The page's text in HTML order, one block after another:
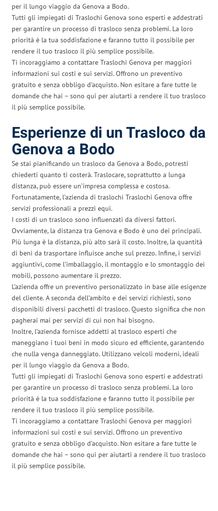
per il lungo viaggio da Genova a Bodo.
Tutti gli impiegati di Traslochi Genova sono esperti e addestrati
per garantire un processo di trasloco senza problemi. La loro
priorità è la tua soddisfazione e faranno tutto il possibile per
rendere il tuo trasloco il più semplice possibile.
Ti incoraggiamo a contattare Traslochi Genova per maggiori
informazioni sui costi e sui servizi. Offrono un preventivo
gratuito e senza obbligo d’acquisto. Non esitare a fare tutte le
domande che hai – sono qui per aiutarti a rendere il tuo trasloco
il più semplice possibile.
Esperienze di un Trasloco da
Genova a Bodo
Se stai pianificando un trasloco da Genova a Bodo, potresti
chiederti quanto ti costerà. Traslocare, soprattutto a lunga
distanza, può essere un’impresa complessa e costosa.
Fortunatamente, l’azienda di traslochi Traslochi Genova offre
servizi professionali a prezzi equi.
I costi di un trasloco sono influenzati da diversi fattori.
Ovviamente, la distanza tra Genova e Bodo è uno dei principali.
Più lunga è la distanza, più alto sarà il costo. Inoltre, la quantità
di beni da trasportare influisce anche sul prezzo. Infine, i servizi
aggiuntivi, come l’imballaggio, il montaggio e lo smontaggio dei
mobili, possono aumentare il prezzo.
L’azienda offre un preventivo personalizzato in base alle esigenze
del cliente. A seconda dell’ambito e dei servizi richiesti, sono
disponibili diversi pacchetti di trasloco. Questo significa che non
pagherai mai per servizi di cui non hai bisogno.
Inoltre, l’azienda fornisce addetti al trasloco esperti che
maneggiano i tuoi beni in modo sicuro ed efficiente, garantendo
che nulla venga danneggiato. Utilizzano veicoli moderni, ideali
per il lungo viaggio da Genova a Bodo.
Tutti gli impiegati di Traslochi Genova sono esperti e addestrati
per garantire un processo di trasloco senza problemi. La loro
priorità è la tua soddisfazione e faranno tutto il possibile per
rendere il tuo trasloco il più semplice possibile.
Ti incoraggiamo a contattare Traslochi Genova per maggiori
informazioni sui costi e sui servizi. Offrono un preventivo
gratuito e senza obbligo d’acquisto. Non esitare a fare tutte le
domande che hai – sono qui per aiutarti a rendere il tuo trasloco
il più semplice possibile.